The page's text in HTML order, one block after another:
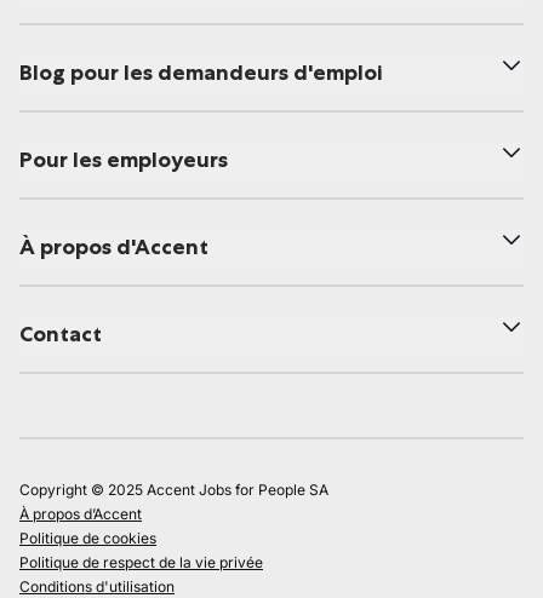
Blog pour les demandeurs d'emploi
Pour les employeurs
À propos d'Accent
Contact
Copyright © 2025 Accent Jobs for People SA
À propos d’Accent
Politique de cookies
Politique de respect de la vie privée
Conditions d'utilisation